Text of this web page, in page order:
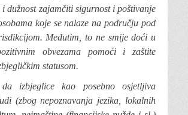
dužnost zajamčiti sigurnost i poštivanje
koje se nalaze na području pod
Međutim, to ne smije doći u
obvezama pomoći i zaštite
statusom.
izbjeglice kao posebno osjetljiva
(zbog nepoznavanja jezika, lokalnih